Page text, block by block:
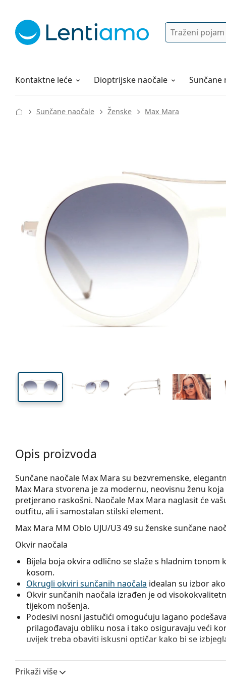
Pretraga
Kontaktne leće
Otopine za leće Dioptrijske naočale Sunčane
Sve o kupovini
Sunčane naočale Ženske Max Mara
51 mm
Visina leće
Opis proizvoda
Sunčane naočale Max Mara su bezvremenske,
Max Mara stvorena je za modernu, neovisnu ženu
pretjerano raskošni. Naočale Max Mara naglasit će
outfitu, ali i samostalan stilski element.
Max Mara MM Oblo UJU/U3 49su ženske sunčane
Okvir naočala
Bijela boja okvira odlično se slaže s hladnim
kosom.
Okrugli okviri sunčanih naočala idealan su izbor
Okvir sunčanih naočala izrađen je od
tijekom nošenja.
Podesivi nosni jastučići omogućuju lagano
prilagođavaju obliku nosa i tako osiguravaju veći
uvijek treba obaviti iskusni optičar kako bi se
Sive leće naočala ublažavaju intenzitet svjetla i
Prikaži više